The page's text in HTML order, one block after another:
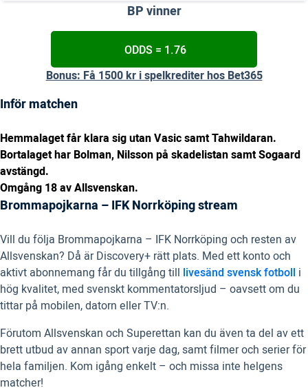
BP vinner
ODDS = 1.76
Bonus: Få 1500 kr i spelkrediter hos Bet365
Inför matchen
Hemmalaget får klara sig utan Vasic samt Tahwildaran.
Bortalaget har Bolman, Nilsson på skadelistan samt Sogaard
avstängd.
Omgång 18 av Allsvenskan.
Brommapojkarna – IFK Norrköping stream
Vill du följa Brommapojkarna – IFK Norrköping och resten av
Allsvenskan? Då är Discovery+ rätt plats. Med ett konto och
aktivt abonnemang får du tillgång till livesänd svensk fotboll i
hög kvalitet, med svenskt kommentatorsljud – oavsett om du
tittar på mobilen, datorn eller TV:n.
Förutom Allsvenskan och Superettan kan du även ta del av ett
brett utbud av annan sport varje dag, samt filmer och serier för
hela familjen. Kom igång enkelt – och missa inte helgens
matcher!